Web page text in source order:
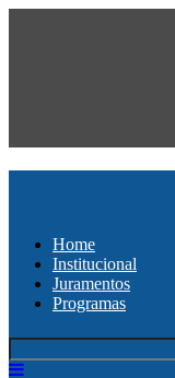
Home
Institucional
Juramentos
Programas